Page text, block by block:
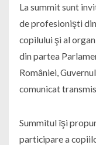
La summit sunt
de profesionişti
copilului şi al
din partea
României,
comunicat transmis
Summitul îşi
participare a